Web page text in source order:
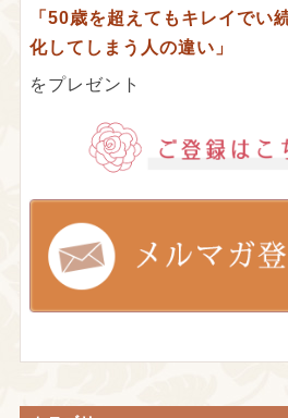
「50歳を超えてもキレイでい
化してしまう人の違い」
をプレゼント